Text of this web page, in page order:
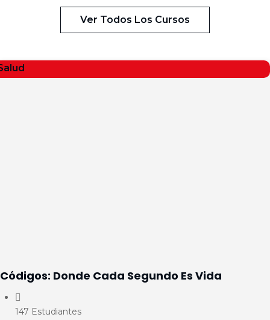
Ver Todos Los Cursos
Códigos: Donde Cada Segundo Es Vida
147 Estudiantes